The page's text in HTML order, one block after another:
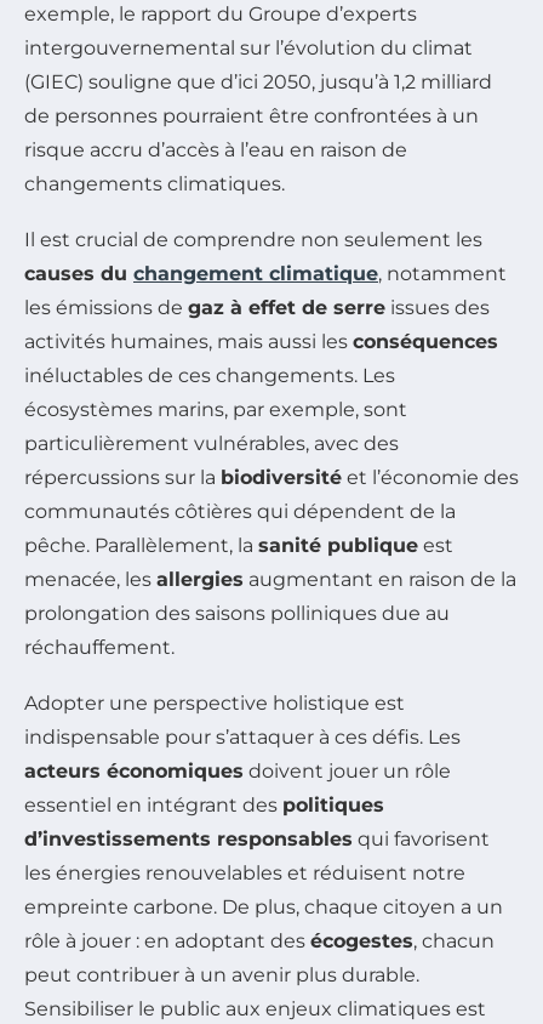
exemple, le rapport du Groupe d’experts
intergouvernemental sur l’évolution du climat
(GIEC) souligne que d’ici 2050, jusqu’à 1,2 milliard
de personnes pourraient être confrontées à un
risque accru d’accès à l’eau en raison de
changements climatiques.
Il est crucial de comprendre non seulement les
causes du changement climatique, notamment
les émissions de gaz à effet de serre issues des
activités humaines, mais aussi les conséquences
inéluctables de ces changements. Les
écosystèmes marins, par exemple, sont
particulièrement vulnérables, avec des
répercussions sur la biodiversité et l’économie des
communautés côtières qui dépendent de la
pêche. Parallèlement, la sanité publique est
menacée, les allergies augmentant en raison de la
prolongation des saisons polliniques due au
réchauffement.
Adopter une perspective holistique est
indispensable pour s’attaquer à ces défis. Les
acteurs économiques doivent jouer un rôle
essentiel en intégrant des politiques
d’investissements responsables qui favorisent
les énergies renouvelables et réduisent notre
empreinte carbone. De plus, chaque citoyen a un
rôle à jouer : en adoptant des écogestes, chacun
peut contribuer à un avenir plus durable.
Sensibiliser le public aux enjeux climatiques est